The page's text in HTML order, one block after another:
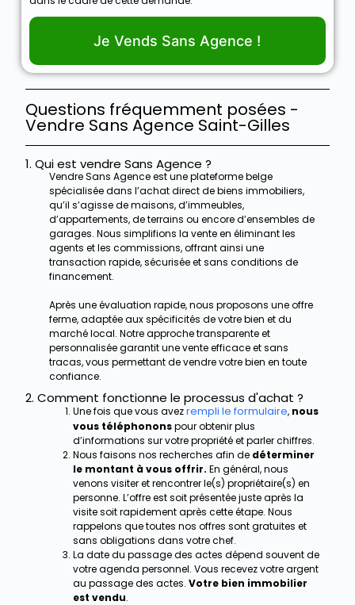
Je Vends Sans Agence !
Questions fréquemment posées -
Vendre Sans Agence Saint-Gilles
1. Qui est vendre Sans Agence ?
Vendre Sans Agence est une plateforme belge
spécialisée dans l’achat direct de biens immobiliers,
qu’il s’agisse de maisons, d’immeubles,
d’appartements, de terrains ou encore d’ensembles de
garages. Nous simplifions la vente en éliminant les
agents et les commissions, offrant ainsi une
transaction rapide, sécurisée et sans conditions de
financement.
Après une évaluation rapide, nous proposons une offre
ferme, adaptée aux spécificités de votre bien et du
marché local. Notre approche transparente et
personnalisée garantit une vente efficace et sans
tracas, vous permettant de vendre votre bien en toute
confiance.
2. Comment fonctionne le processus d'achat ?
Une fois que vous avezrempli le formulaire, nous
vous téléphononspour obtenir plus
d’informations sur votre propriété et parler chiffres.
Nous faisons nos recherches afin de déterminer
le montant à vous offrir. En général, nous
venons visiter et rencontrer le(s) propriétaire(s) en
personne. L’offre est soit présentée juste après la
visite soit rapidement après cette étape. Nous
rappelons que toutes nos offres sont gratuites et
sans obligations dans votre chef.
La date du passage des actes dépend souvent de
votre agenda personnel. Vous recevez votre argent
au passage des actes. Votre bien immobilier
est vendu.